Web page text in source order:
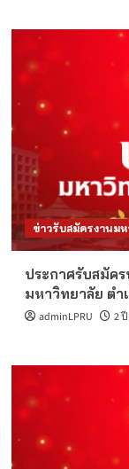
ข่าวรับสมัครงานมห
ประกาศรับสมัค
มหาวิทยาลัย ตำ
adminLPRU 2